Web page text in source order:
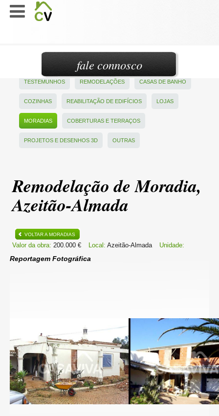
TESTEMUNHOS REMODELAÇÕES CASAS DE BANHO
COZINHAS REABILITAÇÃO DE EDIFÍCIOS LOJAS
MORADIAS COBERTURAS E TERRAÇOS
PROJETOS E DESENHOS 3D OUTRAS
Remodelação de Moradia,
Azeitão-Almada
VOLTAR A MORADIAS
Valor da obra: 200.000 € Local: Azeitão-Almada Unidade:
Reportagem Fotográfica
fale connosco